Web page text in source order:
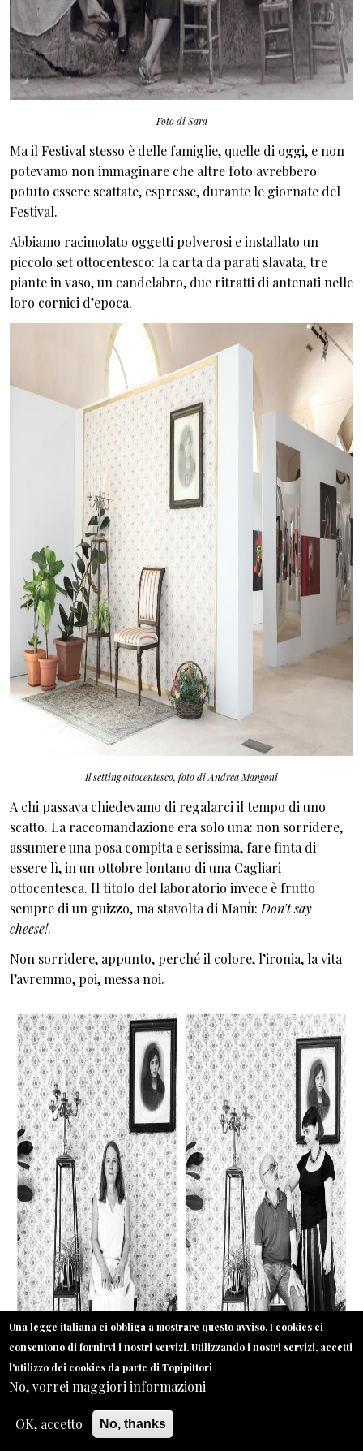
Foto di Sara
Ma il Festival stesso è delle famiglie, quelle di oggi, e non
potevamo non immaginare che altre foto avrebbero
potuto essere scattate, espresse, durante le giornate del
Festival.
Abbiamo racimolato oggetti polverosi e installato un
piccolo set ottocentesco: la carta da parati slavata, tre
piante in vaso, un candelabro, due ritratti di antenati nelle
loro cornici d’epoca.
Il setting ottocentesco, foto di Andrea Mangoni
A chi passava chiedevamo di regalarci il tempo di uno
scatto. La raccomandazione era solo una: non sorridere,
assumere una posa compita e serissima, fare finta di
essere lì, in un ottobre lontano di una Cagliari
ottocentesca. Il titolo del laboratorio invece è frutto
sempre di un guizzo, ma stavolta di Manù: Don’t say
cheese!.
Non sorridere, appunto, perché il colore, l’ironia, la vita
l’avremmo, poi, messa noi.
Una legge italiana ci obbliga a mostrare questo avviso. I cookies ci
consentono di fornirvi i nostri servizi. Utilizzando i nostri servizi, accetti
l'utilizzo dei cookies da parte di Topipittori
No, vorrei maggiori informazioni
OK, accetto No, thanks